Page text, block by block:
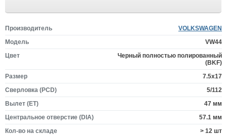
Производитель
VOLKSWAGEN
Модель
VW44
Цвет
Черный полностью полированный
(BKF)
Размер
7.5x17
Сверловка (PCD)
5/112
Вылет (ET)
47 мм
Центральное отверстие (DIA)
57.1 мм
Кол-во на складе
> 12 шт